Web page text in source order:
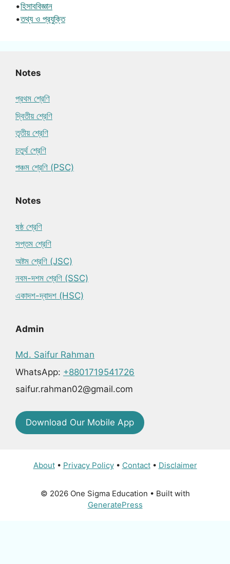
•হিসাববিজ্ঞান
•তথ্য ও প্রযুক্তি
Notes
প্রথম শ্রেণি
দ্বিতীয় শ্রেণি
তৃতীয় শ্রেণি
চতুর্থ শ্রেণি
পঞ্চম শ্রেণি (PSC)
Notes
ষষ্ঠ শ্রেণি
সপ্তম শ্রেণি
অষ্টম শ্রেণি (JSC)
নবম-দশম শ্রেণি (SSC)
একাদশ-দ্বাদশ (HSC)
Admin
Md. Saifur Rahman
WhatsApp: +8801719541726
saifur.rahman02@gmail.com
Download Our Mobile App
About• Privacy Policy• Contact• Disclaimer
© 2026 One Sigma Education • Built with
GeneratePress